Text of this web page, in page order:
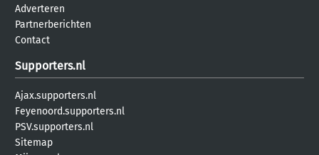
Adverteren
Partnerberichten
Contact
Supporters.nl
Ajax.supporters.nl
Feyenoord.supporters.nl
PSV.supporters.nl
Sitemap